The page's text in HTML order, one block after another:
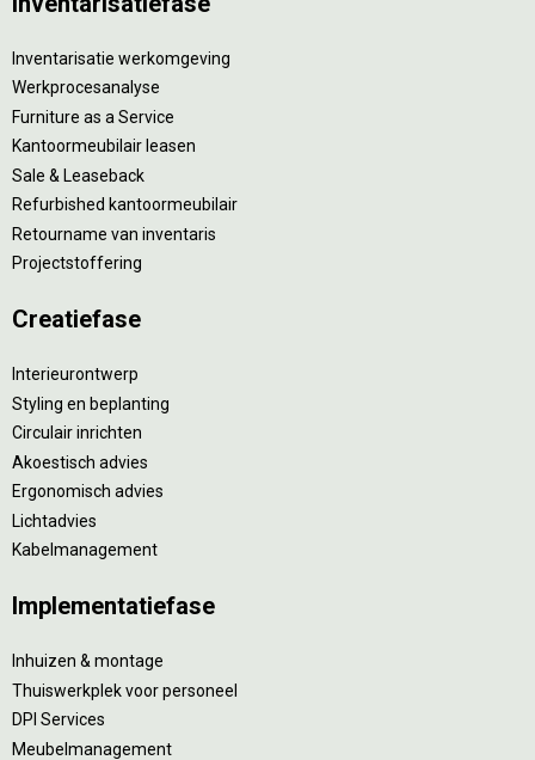
Inventarisatie werkomgeving
Werkprocesanalyse
Furniture as a Service
Kantoormeubilair leasen
Sale & Leaseback
Refurbished kantoormeubilair
Retourname van inventaris
Projectstoffering
Creatiefase
Interieurontwerp
Styling en beplanting
Circulair inrichten
Akoestisch advies
Ergonomisch advies
Lichtadvies
Kabelmanagement
Implementatiefase
Inhuizen & montage
Thuiswerkplek voor personeel
DPI Services
Meubelmanagement